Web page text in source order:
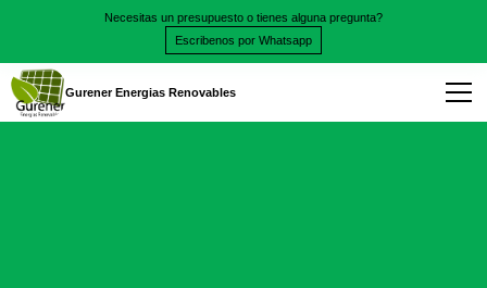
Necesitas un presupuesto o tienes alguna pregunta?
Escribenos por Whatsapp
Gurener Energias Renovables